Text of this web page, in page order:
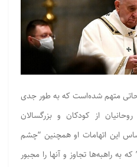
متهم شده‌است که به طور جدی
از کودکان و بزرگسالان
این اتهامات او همچنین “چشم
به راهبه‌ها تجاوز و آنها را مجبور